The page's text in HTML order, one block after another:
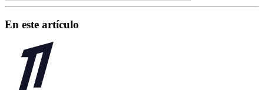
En este artículo